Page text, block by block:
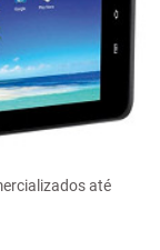
até